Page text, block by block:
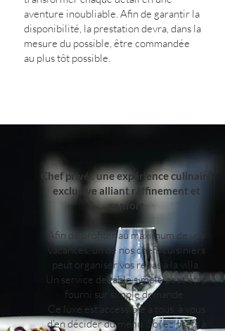
aventure inoubliable. Afin de garantir la
disponibilité, la prestation devra, dans la
mesure du possible, être commandée
au plus tôt possible.
Chef privé : une expérience culinaire
exclusive alliant raffinement et
confort
Afin de profiter au maximum de vos
vacances, un de nos chefs cuisiniers
peut organiser vos repas à la villa.
Un service de table simple peut être
fourni sur simple demande.
Ce luxe est accessible à tous, à vous
d'en décider du menu. Soyez prêts à